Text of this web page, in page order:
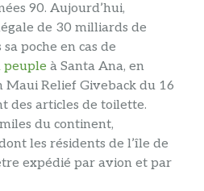
90. Aujourd’hui,
de 30 milliards de
poche en cas de
peuple à Santa Ana, en
Maui Relief Giveback du 16
des articles de toilette.
du continent,
les résidents de l’île de
expédié par avion et par